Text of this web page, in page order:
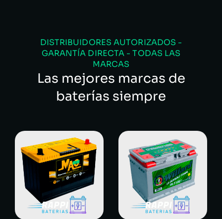
DISTRIBUIDORES AUTORIZADOS -
GARANTÍA DIRECTA - TODAS LAS
MARCAS
Las mejores marcas de
baterías siempre